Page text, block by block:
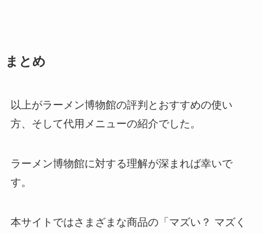
まとめ
以上がラーメン博物館の評判とおすすめの使い
方、そして代用メニューの紹介でした。
ラーメン博物館に対する理解が深まれば幸いで
す。
本サイトではさまざまな商品の「マズい？ マズく